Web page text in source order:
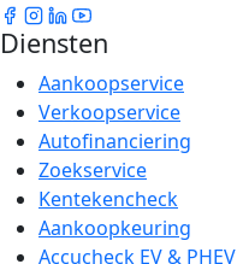
Diensten
Aankoopservice
Verkoopservice
Autofinanciering
Zoekservice
Kentekencheck
Aankoopkeuring
Accucheck EV & PHEV